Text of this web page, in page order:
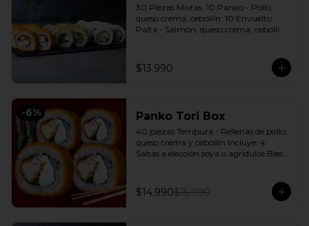
30 Piezas Mixtas. 10 Panko - Pollo,
queso crema, cebollín. 10 Envuelto
Palta - Salmón, queso crema, cebollín.
agridulce Bless + 2 palitos
$13.990
-6% Panko Tori Box
40 piezas Tempura - Rellenas de pollo,
queso crema y cebollín Incluye: 4
Salsas a elección soya o agridulce Bless
$14.990$15.990